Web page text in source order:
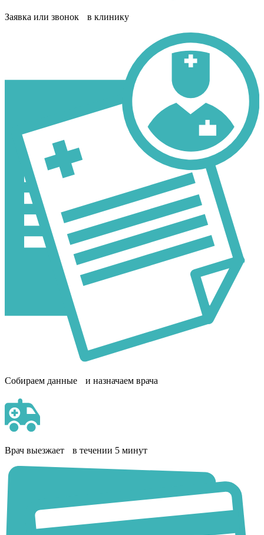
Заявка или звонок в клинику
Собираем данные и назначаем врача
Врач выезжает в течении 5 минут